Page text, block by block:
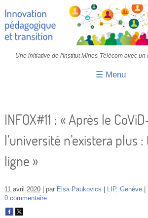
Une initiative de l'Institut Mines-Télécom avec un
☰ Menu
Transition
IMT
INFOX#11 : « Après le
l’université n’existera plus
ligne »
11 avril 2020 par Elsa Paukovics LIP, Genève
0 commentaire